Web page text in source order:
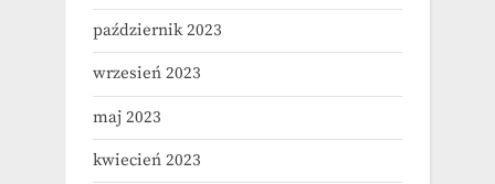
październik 2023
wrzesień 2023
maj 2023
kwiecień 2023